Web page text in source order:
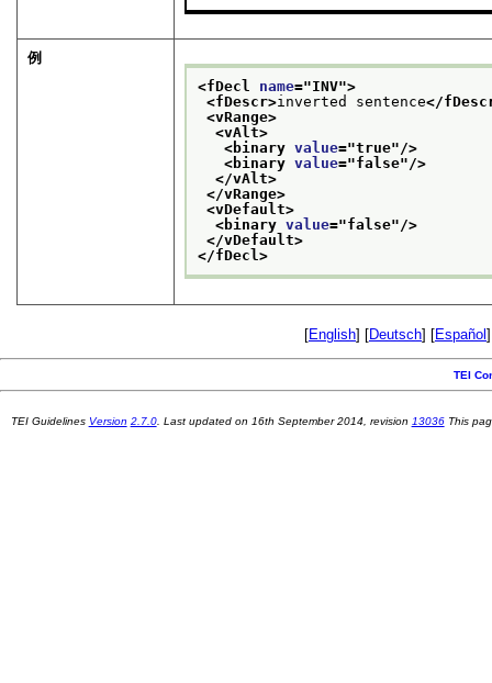
例
<fDecl name="INV">
<fDescr>inverted sentence</
<vRange>
<vAlt>
<binary value="true"/>
<binary value="false"/>
</vAlt>
</vRange>
<vDefault>
<binary value="false"/>
</vDefault>
</fDecl>
[English] [Deutsch] [Español
TEI
TEI Guidelines Version 2.7.0. Last updated on 16th September 2014 , revision 13036This